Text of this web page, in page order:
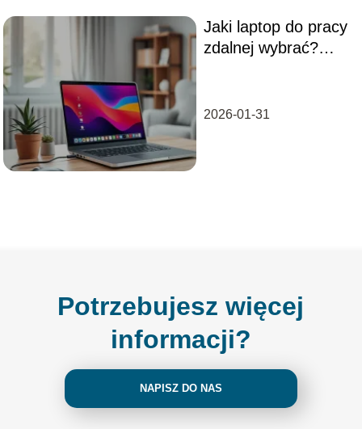
Jaki laptop do pracy
zdalnej wybrać?
2026-01-31
Potrzebujesz więcej
informacji?
NAPISZ DO NAS